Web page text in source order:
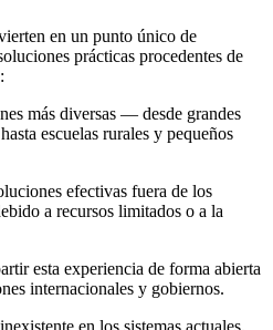
en un punto único de
prácticas procedentes de
más diversas — desde grandes
escuelas rurales y pequeños
efectivas fuera de los
a recursos limitados o a la
esta experiencia de forma abierta
internacionales y gobiernos.